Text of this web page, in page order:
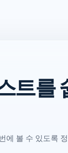
트를
에 볼 수 있도록